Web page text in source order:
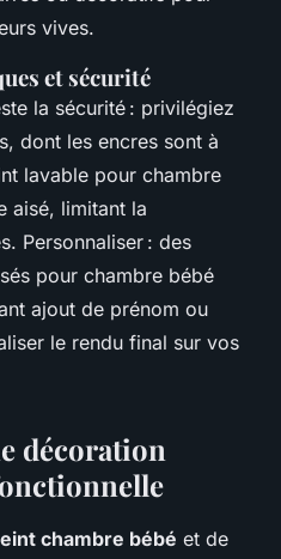
vives.
et sécurité
la sécurité : privilégiez
dont les encres sont à
lavable pour chambre
aisé, limitant la
Personnaliser : des
pour chambre bébé
ajout de prénom ou
le rendu final sur vos
décoration
chambre bébé et de